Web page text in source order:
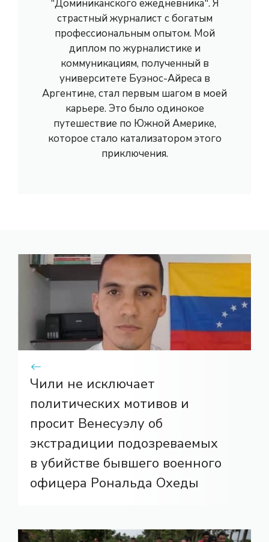
"Доминиканского ежедневника". Я
страстный журналист с богатым
профессиональным опытом. Мой
диплом по журналистике и
коммуникациям, полученный в
университете Буэнос-Айреса в
Аргентине, стал первым шагом в моей
карьере. Это было одинокое
путешествие по Южной Америке,
которое стало катализатором этого
приключения.
Чили не исключает
политических мотивов и
просит Венесуэлу об
экстрадиции подозреваемых
в убийстве бывшего военного
офицера Рональда Охеды